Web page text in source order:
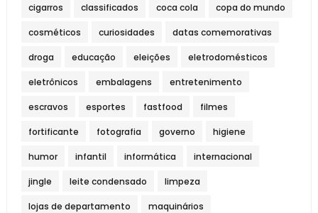
cigarros classificados coca cola copa do mundo
cosméticos curiosidades datas comemorativas
droga educação eleições eletrodomésticos
eletrônicos embalagens entretenimento
escravos esportes fastfood filmes
fortificante fotografia governo higiene
humor infantil informática internacional
jingle leite condensado limpeza
lojas de departamento maquinários